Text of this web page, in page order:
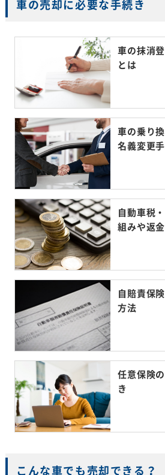
車の売却に必要な手続き
車の抹消
とは
車の乗り
名義変更
自動車税
組みや返
自賠責保
方法
任意保険
き
こんな車でも売却できる？